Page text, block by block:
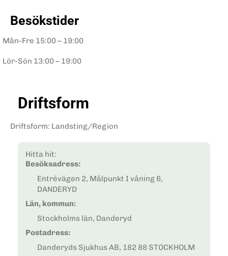
Besökstider
Mån-Fre 15:00 – 19:00
Lör-Sön 13:00 – 19:00
Driftsform
Driftsform: Landsting/Region
Hitta hit:
Besöksadress:
Entrévägen 2, Målpunkt I våning 6,
DANDERYD
Län, kommun:
Stockholms län, Danderyd
Postadress:
Danderyds Sjukhus AB, 182 88 STOCKHOLM